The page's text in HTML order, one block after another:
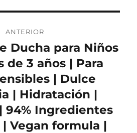
ANTERIOR
Ducha para Niños
de 3 años | Para
| Dulce
| Hidratación |
94% Ingredientes
Vegan formula |